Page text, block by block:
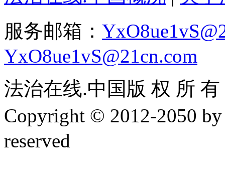
服务邮箱：
YxO8ue1vS@21cn.com
法治在线.中国版 权 所
Copyright © 2012-2050
reserved